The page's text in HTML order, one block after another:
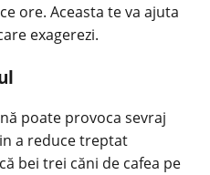
ore. Aceasta te va ajuta
exagerezi.
poate provoca sevraj
a reduce treptat
bei trei căni de cafea pe